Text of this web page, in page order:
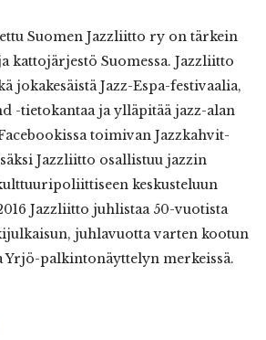
Suomen Jazzliitto ry on tärkein
kattojärjestö Suomessa. Jazzliitto
jokakesäistä Jazz-Espa-festivaalia,
-tietokantaa ja ylläpitää jazz-alan
toimivan Jazzkahvit-
Jazzliitto osallistuu jazzin
keskusteluun
Jazzliitto juhlistaa 50-vuotista
juhlavuotta varten kootun
Yrjö-palkintonäyttelyn merkeissä.